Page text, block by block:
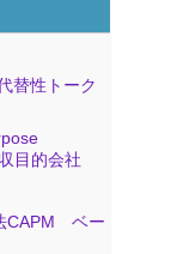
替性トーク
目的会社
CAPM ベー